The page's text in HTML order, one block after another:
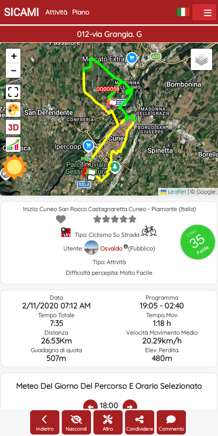
SICAMI Attività Piano
012-via Grangia. G
Inizio
Fine
0000057
0000058
+
−
Leaflet | © Google
GRSIC
35
Facile
Inizio: Cuneo San Rocco Castagnaretta Cuneo - Piamonte (Italia)
Tipo: Ciclismo Su Strada
Utente:
Osvaldo
(Pubblico)
Tipo: Attività
Difficoltà percepita: Molto Facile
Data
2/11/2020 07:12 AM
Tempo Totale
7:35
Distanza
26.53Km
Guadagno di quota
507m
Programma
19:05 - 02:40
Tempo Mov.
1:18 h
Velocità Movimento Medio
20.29km/h
Elev. Perdita.
480m
Meteo Del Giorno Del Percorso E Orario Selezionato
18:00
Temp.:Piovere:Umidità Media:Velocità Vento:Indirizzo Vento:
Indietro Nascondi Altro Condividere Commento